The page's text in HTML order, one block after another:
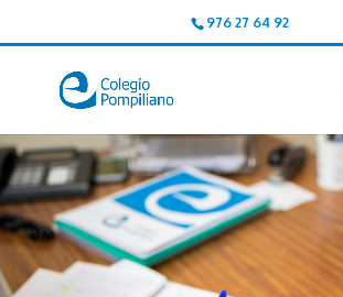
976 27 64 92